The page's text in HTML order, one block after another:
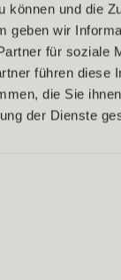
können und die
geben wir
für soziale
führen diese
die Sie
der Dienste